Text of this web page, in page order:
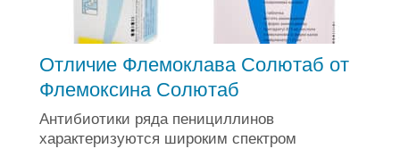
Отличие Флемоклава Солютаб от
Флемоксина Солютаб
Антибиотики ряда пенициллинов
характеризуются широким спектром